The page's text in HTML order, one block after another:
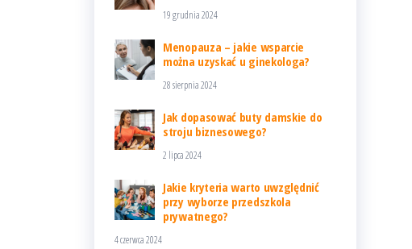
19 grudnia 2024
Menopauza – jakie wsparcie
można uzyskać u ginekologa?
28 sierpnia 2024
Jak dopasować buty damskie do
stroju biznesowego?
2 lipca 2024
Jakie kryteria warto uwzględnić
przy wyborze przedszkola
prywatnego?
4 czerwca 2024